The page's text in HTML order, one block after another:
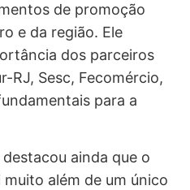
de promoção
e da região. Ele
dos parceiros
RJ, Sesc, Fecomércio,
para a
ainda que o
muito além de um único